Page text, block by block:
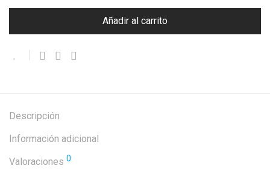
Añadir al carrito
Descripción
Información adicional
Valoraciones 0